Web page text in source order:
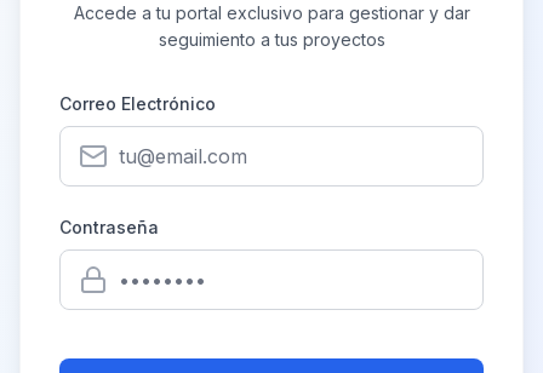
Accede a tu portal exclusivo para gestionar y dar
seguimiento a tus proyectos
Correo Electrónico
Contraseña